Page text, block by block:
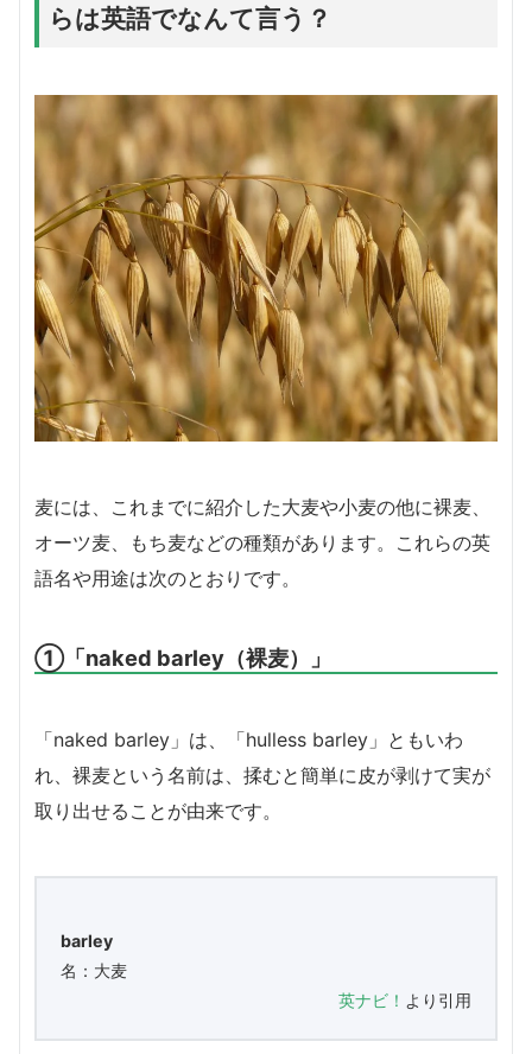
らは英語でなんて言う？
麦には、これまでに紹介した大麦や小麦の他に裸麦、
オーツ麦、もち麦などの種類があります。これらの英
語名や用途は次のとおりです。
①「naked barley（裸麦）」
「naked barley」は、「hulless barley」ともいわ
れ、裸麦という名前は、揉むと簡単に皮が剥けて実が
取り出せることが由来です。
barley
名：大麦
英ナビ！ より引用